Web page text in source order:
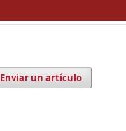
Enviar un artículo